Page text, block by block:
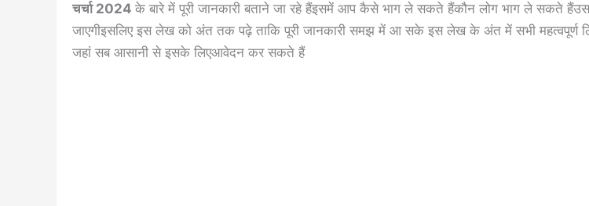
चर्चा 2024 के बारे में पूरी जानकारी बताने जा रहे हैंइसमें आप कैसे भाग ले सकते हैंकौन लोग भाग ले सकते
जाएगीइसलिए इस लेख को अंत तक पढ़े ताकि पूरी जानकारी समझ में आ सके इस लेख के अंत में सभी महत्वपूर्ण
जहां सब आसानी से इसके लिएआवेदन कर सकते हैं